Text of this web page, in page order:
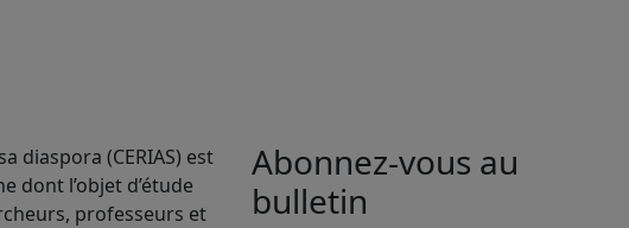
diaspora (CERIAS) est
dont l’objet d’étude
professeurs et
Abonnez-vous au
bulletin